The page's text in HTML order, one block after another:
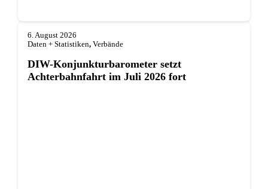
6. August 2026
Daten + Statistiken, Verbände
DIW-Konjunkturbarometer setzt
Achterbahnfahrt im Juli 2026 fort